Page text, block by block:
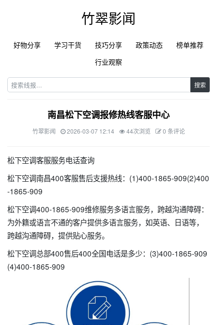
竹翠影闻
好物分享 学习干货 技巧分享 政策动态
榜单推荐
行业观察
搜索
南昌松下空调报修热线客服中心
竹翠影闻 2026-03-07 12:14 44次浏览 0 条评论
松下空调客服服务电话查询
松下空调南昌400客服售后支援热线：(1)400-1865-909(2)400
-1865-909
松下空调400-1865-909维修服务多语言服务，跨越沟通障碍：
为外籍或语言不通的客户提供多语言服务，如英语、日语等，
跨越沟通障碍，提供贴心服务。
松下空调总部400售后400全国电话是多少：(3)400-1865-909
(4)400-1865-909